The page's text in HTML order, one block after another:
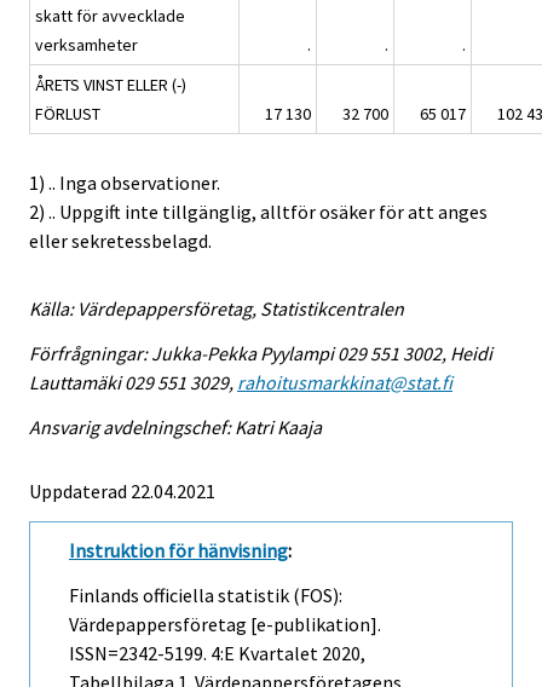
skatt för avvecklade
verksamheter
. .
.
ÅRETS VINST ELLER (-)
FÖRLUST
17 130 32 700 65 017 102
1) .. Inga observationer.
2) .. Uppgift inte tillgänglig, alltför osäker för att anges
eller sekretessbelagd.
Källa: Värdepappersföretag, Statistikcentralen
Förfrågningar: Jukka-Pekka Pyylampi 029 551 3002, Heidi
Lauttamäki 029 551 3029, rahoitusmarkkinat@stat.fi
Ansvarig avdelningschef: Katri Kaaja
Uppdaterad 22.04.2021
Instruktion för hänvisning:
Finlands officiella statistik (FOS):
Värdepappersföretag [e-publikation].
ISSN=2342-5199. 4:e Kvartalet 2020,
Tabellbilaga 1. Värdepappersföretagens